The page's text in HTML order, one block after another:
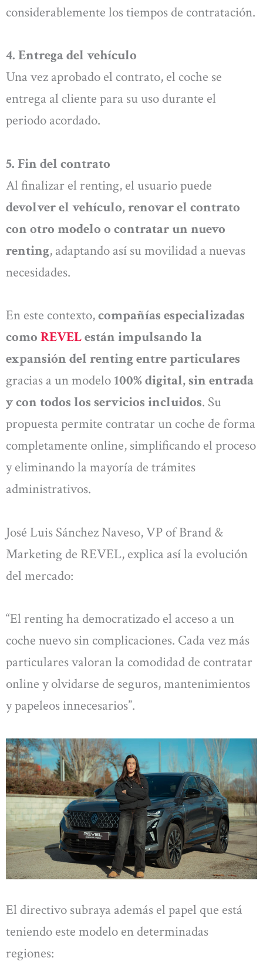
considerablemente los tiempos de contratación.
4. Entrega del vehículo
Una vez aprobado el contrato, el coche se
entrega al cliente para su uso durante el
periodo acordado.
5. Fin del contrato
Al finalizar el renting, el usuario puede
devolver el vehículo, renovar el contrato
con otro modelo o contratar un nuevo
renting, adaptando así su movilidad a nuevas
necesidades.
En este contexto,compañías especializadas
como REVELestán impulsando la
expansión del renting entre particulares
gracias a un modelo 100% digital, sin entrada
y con todos los servicios incluidos. Su
propuesta permite contratar un coche de forma
completamente online, simplificando el proceso
y eliminando la mayoría de trámites
administrativos.
José Luis Sánchez Naveso, VP of Brand &
Marketing de REVEL, explica así la evolución
del mercado:
“El renting ha democratizado el acceso a un
coche nuevo sin complicaciones. Cada vez más
particulares valoran la comodidad de contratar
online y olvidarse de seguros, mantenimientos
y papeleos innecesarios”.
El directivo subraya además el papel que está
teniendo este modelo en determinadas
regiones: